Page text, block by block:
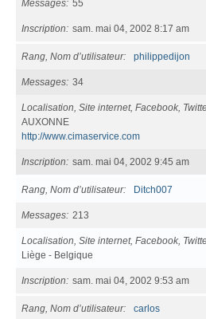
Messages 55
Inscription sam. mai 04, 2002 8:17 am
Rang, Nom d’utilisateur philippedijon
Messages 34
Localisation, Site internet, Facebook,
AUXONNE
http://www.cimaservice.com
Inscription sam. mai 04, 2002 9:45 am
Rang, Nom d’utilisateur Ditch007
Messages 213
Localisation, Site internet, Facebook,
Liège - Belgique
Inscription sam. mai 04, 2002 9:53 am
Rang, Nom d’utilisateur carlos